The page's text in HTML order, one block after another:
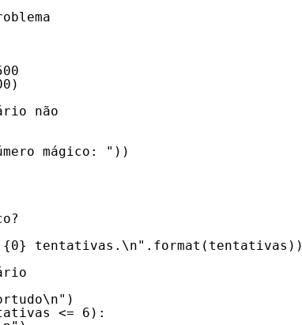
não
mágico: "))
{0} tentativas.\n".format(tentativas))
<= 6):